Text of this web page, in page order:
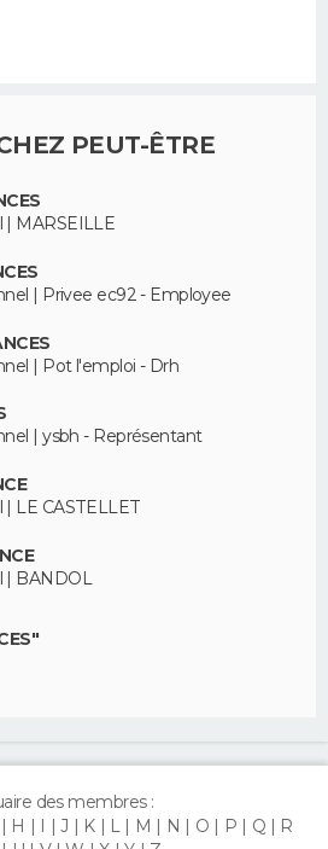
PEUT-ÊTRE
| MARSEILLE
| Privee ec92 - Employee
| Pot l'emploi - Drh
| ysbh - Représentant
| LE CASTELLET
| BANDOL
des membres :
H I J K L M N O P Q
R